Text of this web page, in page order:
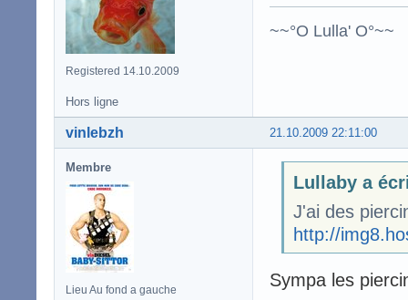
Registered 14.10.2009
~~°O Lulla' O°~~
Hors ligne
21.10.2009 22:11:00
vinlebzh
Membre
Lieu Au fond a gauche
Lullaby a
J'ai des
http://
Sympa les